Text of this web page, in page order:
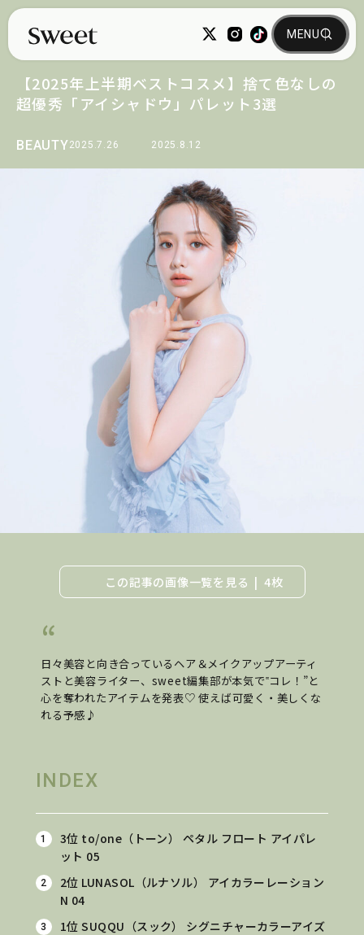
BEAUTY2025.7.26 2025.8.12
【2025年上半期ベストコスメ】捨て色なしの
超優秀「アイシャドウ」パレット3選
この記事の画像一覧を見る 4枚
日々美容と向き合っているヘア＆メイクアップアーティ
ストと美容ライター、sweet編集部が本気で‟コレ！”と
心を奪われたアイテムを発表♡ 使えば可愛く・美しくな
れる予感♪
INDEX
3位 to/one（トーン） ペタル フロート アイパレ
ット 05
2位 LUNASOL（ルナソル） アイカラーレーション
N 04
1位 SUQQU（スック） シグニチャーカラーアイズ